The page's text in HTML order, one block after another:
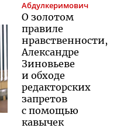
Абдулкеримович
О золотом
правиле
нравственности,
Александре
Зиновьеве
и обходе
редакторских
запретов
с помощью
кавычек